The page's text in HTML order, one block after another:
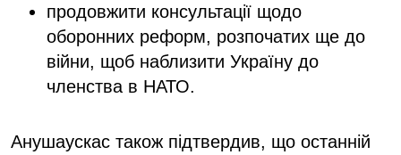
продовжити консультації щодо
оборонних реформ, розпочатих ще до
війни, щоб наблизити Україну до
членства в НАТО.
Анушаускас також підтвердив, що останній